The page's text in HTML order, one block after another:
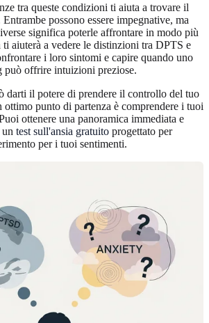
tra queste condizioni ti aiuta a trovare il
possono essere impegnative, ma
significa poterle affrontare in modo più
ti aiuterà a vedere le distinzioni tra DPTS e
i loro sintomi e capire quando uno
può offrire intuizioni preziose.
darti il potere di prendere il controllo del tuo
ottimo punto di partenza è comprendere i tuoi
ottenere una panoramica immediata e
test sull'ansia gratuito progettato per
per i tuoi sentimenti.